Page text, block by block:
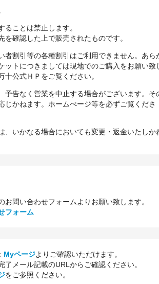
ることは禁止します。
確認した上で販売されたものです。
者割引等の各種割引はご利用できません。 あら
ットにつきましては現地でのご購入をお願い致
十公式ＨＰをご覧ください。
予告なく営業を中止する場合がございます。そ
じかねます。ホームぺージ等を必ずご覧くださ
、いかなる場合においても変更・返金いたしか
お問い合わせフォームよりお願い致します。
フォーム
Myページよりご確認いただけます。
メール記載のURLからご確認ください。
をご参照ください。